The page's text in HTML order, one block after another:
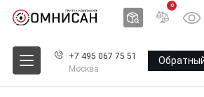
0
+7 495 067 75 51
Москва